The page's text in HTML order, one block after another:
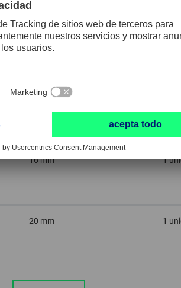
10 mm 1
12 mm
16 mm 1
20 mm 1